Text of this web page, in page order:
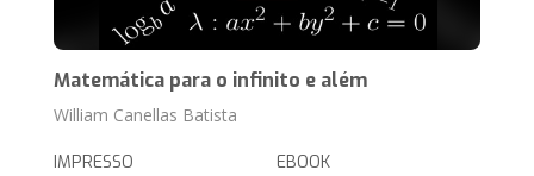
Matemática para o infinito e além
William Canellas Batista
IMPRESSO EBOOK